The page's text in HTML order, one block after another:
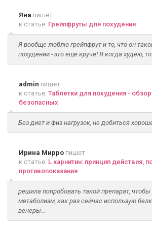
Яна пишет
к статье: Грейпфруты для похудения
Я вообще люблю грейпфрут и то, что он
похудении - это ещё круче! Я когда худею,
admin пишет
к статье: Таблетки для похудения -
безопасных
Без диет и физ нагрузок, не добиться
Ирина Мирро пишет
к статье: L карнитин: принцип действия,
противопоказания
решила попробовать такой препарат,
метаболизм, как раз сейчас использую
венеры...